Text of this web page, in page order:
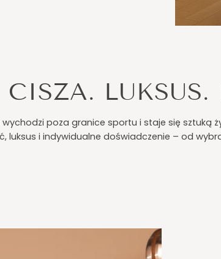
CISZA. LUKSUS.
wychodzi poza granice sportu i staje się sztuką
luksus i indywidualne doświadczenie – od